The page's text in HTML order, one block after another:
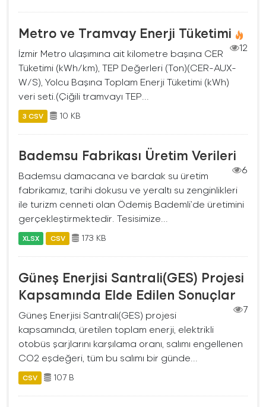
Metro ve Tramvay Enerji Tüketimi
12
İzmir Metro ulaşımına ait kilometre başına CER
Tüketimi (kWh/km), TEP Değerleri (Ton)(CER-AUX-
W/S), Yolcu Başına Toplam Enerji Tüketimi (kWh)
veri seti.(Çiğili tramvayı TEP...
3 CSV 10 KB
Bademsu Fabrikası Üretim Verileri
6
Bademsu damacana ve bardak su üretim
fabrikamız, tarihi dokusu ve yeraltı su zenginlikleri
ile turizm cenneti olan Ödemiş Bademli’de üretimini
gerçekleştirmektedir. Tesisimize...
XLSX CSV 173 KB
Güneş Enerjisi Santrali(GES) Projesi
Kapsamında Elde Edilen Sonuçlar
7
Güneş Enerjisi Santrali(GES) projesi
kapsamında, üretilen toplam enerji, elektrikli
otobüs şarjlarını karşılama oranı, salımı engellenen
CO2 eşdeğeri, tüm bu salımı bir günde...
CSV 107 B